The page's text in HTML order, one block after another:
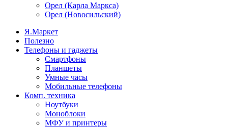
Орел (Карла Маркса)
Орел (Новосильский)
Я.Маркет
Полезно
Телефоны и гаджеты
Смартфоны
Планшеты
Умные часы
Мобильные телефоны
Комп. техника
Ноутбуки
Моноблоки
МФУ и принтеры